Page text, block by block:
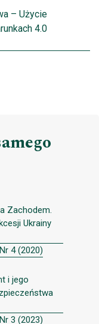
– Użycie
4.0
Zachodem.
Ukrainy
4 (2020)
i jego
3 (2023)